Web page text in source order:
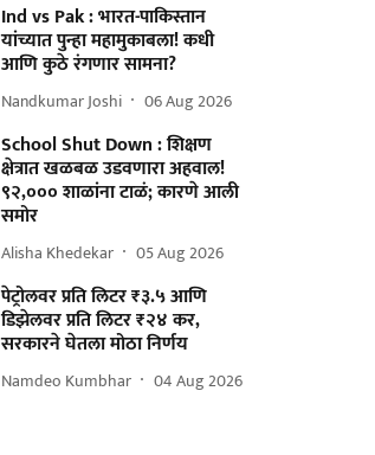
Ind vs Pak : भारत-पाकिस्तान
यांच्यात पुन्हा महामुकाबला! कधी
आणि कुठे रंगणार सामना?
Nandkumar Joshi 06 Aug 2026
School Shut Down : शिक्षण
क्षेत्रात खळबळ उडवणारा अहवाल!
९२,००० शाळांना टाळं; कारणे आली
समोर
Alisha Khedekar 05 Aug 2026
पेट्रोलवर प्रति लिटर ₹३.५ आणि
डिझेलवर प्रति लिटर ₹२४ कर,
सरकारने घेतला मोठा निर्णय
Namdeo Kumbhar 04 Aug 2026